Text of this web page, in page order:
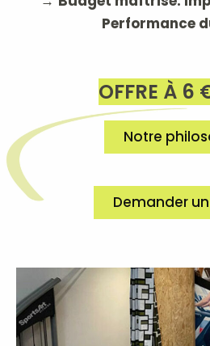
Performance
OFFRE À 6
Notre
Demander